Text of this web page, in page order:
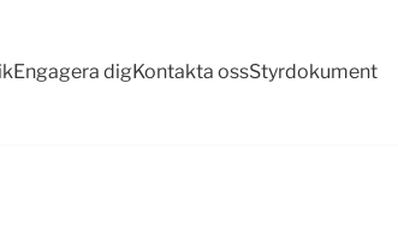
Engagera digKontakta ossStyrdokument